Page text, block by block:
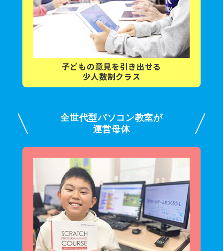
子どもの意見を引き出せる
少人数制クラス
全世代型パソコン教室が
運営母体